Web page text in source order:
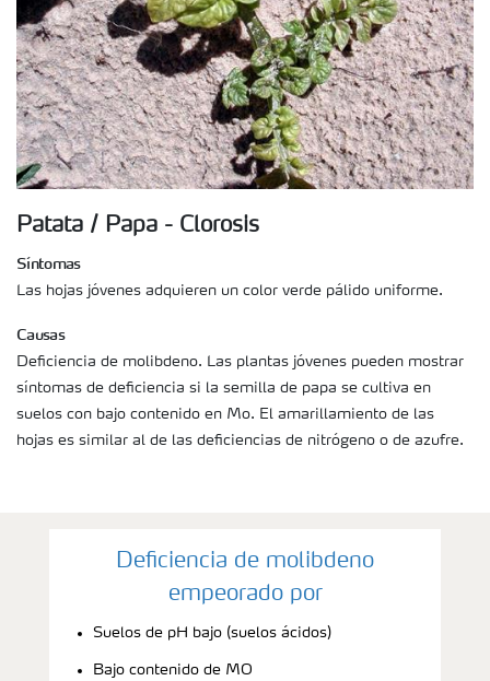
Patata / Papa - Clorosis
Síntomas
Las hojas jóvenes adquieren un color verde pálido uniforme.
Causas
Deficiencia de molibdeno. Las plantas jóvenes pueden mostrar
síntomas de deficiencia si la semilla de papa se cultiva en
suelos con bajo contenido en Mo. El amarillamiento de las
hojas es similar al de las deficiencias de nitrógeno o de azufre.
Deficiencia de molibdeno
empeorado por
Suelos de pH bajo (suelos ácidos)
Bajo contenido de MO